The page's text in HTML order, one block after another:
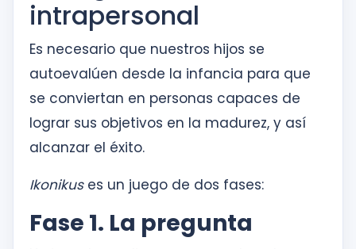
intrapersonal
Es necesario que nuestros hijos se
autoevalúen desde la infancia para que
se conviertan en personas capaces de
lograr sus objetivos en la madurez, y así
alcanzar el éxito.
Ikonikus es un juego de dos fases:
Fase 1. La pregunta